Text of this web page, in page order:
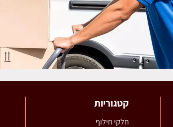
קטגוריות
חלקי חילוף